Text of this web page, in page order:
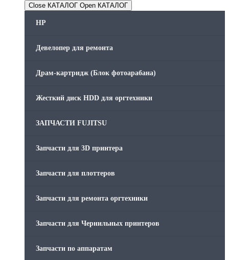
Close КАТАЛОГ Open КАТАЛОГ
HP
Девелопер для ремонта
Драм-картридж (Блок фотоарабана)
Жесткий диск HDD для оргтехники
ЗАПЧАСТИ FUJITSU
Запчасти для 3D принтера
Запчасти для плоттеров
Запчасти для ремонта оргтехники
Запчасти для Чернильных принтеров
Запчасти по аппаратам